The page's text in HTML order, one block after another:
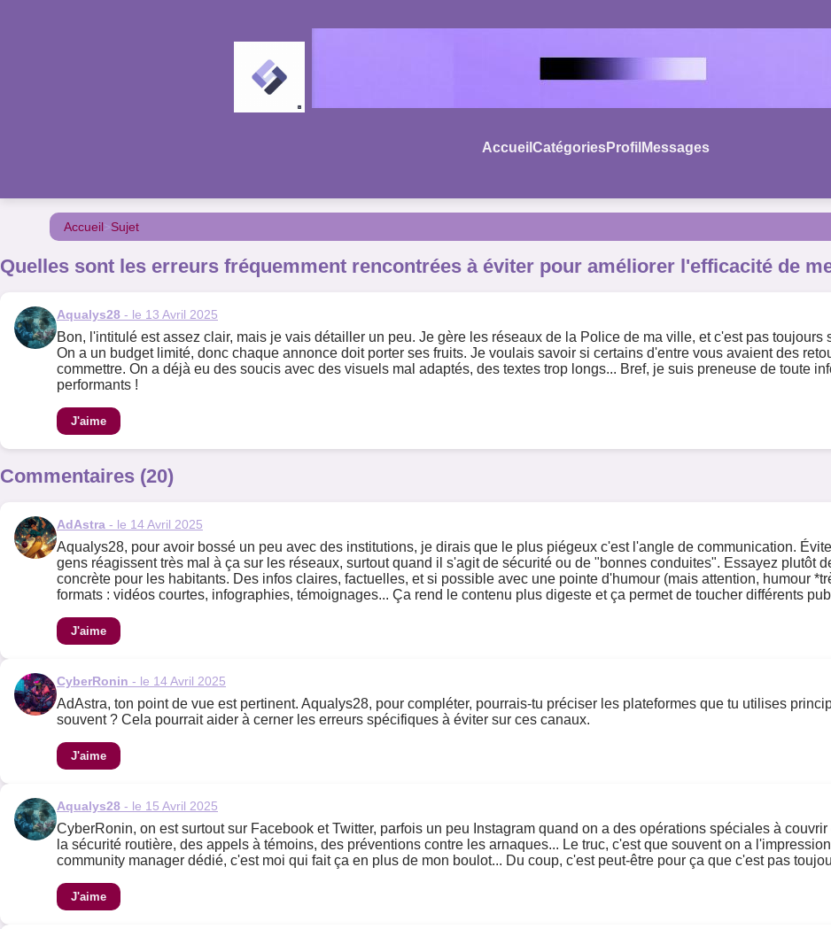
Accueil CatégoriesProfil Messages
Accueil>Sujet
Quelles sont les erreurs fréquemment rencontrées à éviter pour améliorer l'efficacité de
Aqualys28 - le 13 Avril 2025
Bon, l'intitulé est assez clair, mais je vais détailler un peu. Je gère les réseaux de la Police de ma ville, et c'est pas
On a un budget limité, donc chaque annonce doit porter ses fruits. Je voulais savoir si certains d'entre vous avaient des
commettre. On a déjà eu des soucis avec des visuels mal adaptés, des textes trop longs... Bref, je suis preneuse de toute
performants !
J'aime
Commentaires (20)
AdAstra - le 14 Avril 2025
Aqualys28, pour avoir bossé un peu avec des institutions, je dirais que le plus piégeux c'est l'angle de communication.
gens réagissent très mal à ça sur les réseaux, surtout quand il s'agit de sécurité ou de "bonnes conduites". Essayez plutôt
concrète pour les habitants. Des infos claires, factuelles, et si possible avec une pointe d'humour (mais attention, humour
formats : vidéos courtes, infographies, témoignages... Ça rend le contenu plus digeste et ça permet de toucher différents
J'aime
CyberRonin - le 14 Avril 2025
AdAstra, ton point de vue est pertinent. Aqualys28, pour compléter, pourrais-tu préciser les plateformes que tu utilises
souvent ? Cela pourrait aider à cerner les erreurs spécifiques à éviter sur ces canaux.
J'aime
Aqualys28 - le 15 Avril 2025
CyberRonin, on est surtout sur Facebook et Twitter, parfois un peu Instagram quand on a des opérations spéciales à
la sécurité routière, des appels à témoins, des préventions contre les arnaques... Le truc, c'est que souvent on a
community manager dédié, c'est moi qui fait ça en plus de mon boulot... Du coup, c'est peut-être pour ça que c'est pas
J'aime